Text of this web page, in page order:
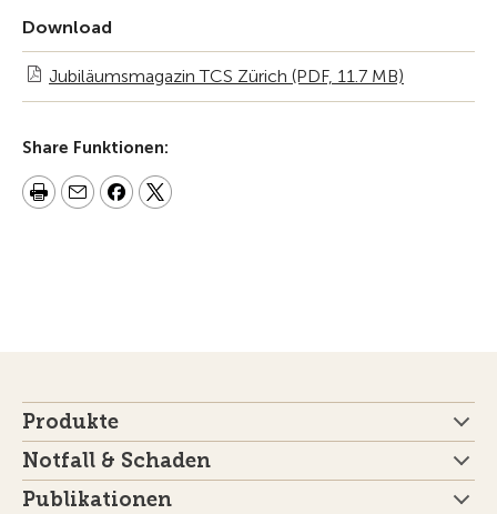
Download
Jubiläumsmagazin TCS Zürich (PDF, 11.7 MB)
Share Funktionen:
Produkte
Notfall & Schaden
Publikationen